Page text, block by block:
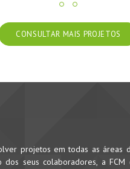
CONSULTAR MAIS PROJETOS
projetos em todas as áreas
seus colaboradores, a FCM